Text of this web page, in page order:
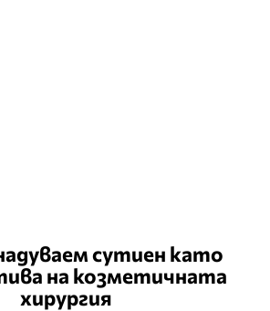
сутиен като
на козметичната
хирургия